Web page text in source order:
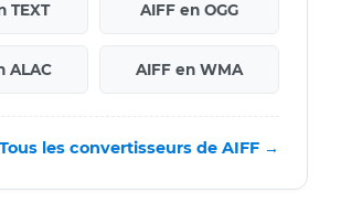
TEXT AIFF en OGG
ALAC AIFF en WMA
Tous les convertisseurs de AIFF →